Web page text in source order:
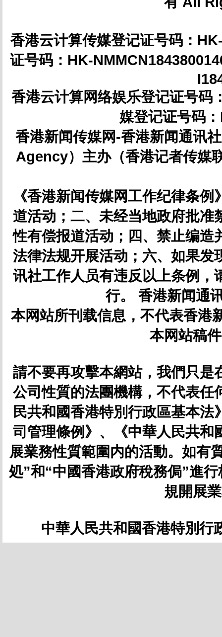
香港云计算传媒登记证号码：
证号码：HK-
香港云计算网络娱乐登记证号码
媒登记证号码
香港新闻传媒网-香港新闻通讯
Agency）主办（香港记者传媒
《香港新闻传媒网工作纪律条
道活动；二、未经当地政府批
性有偿报道活动；四、禁止编造
法律法规开展活动；六、如果发
讯社工作人员有违反以上条例，
行。 香港新闻通
本网站所刊载信息，不代表香港
本网站稿
請不要再攻擊本網站，我們只是
公司性質的法團機構，不代表任
民共和國香港特別行政區基本
司管理條例》、《中華人民共和
展業務性質範圍内的活動。如有
処”和“中國香港政府稅務侷”進
規開展
中華人民共和國香港特別行